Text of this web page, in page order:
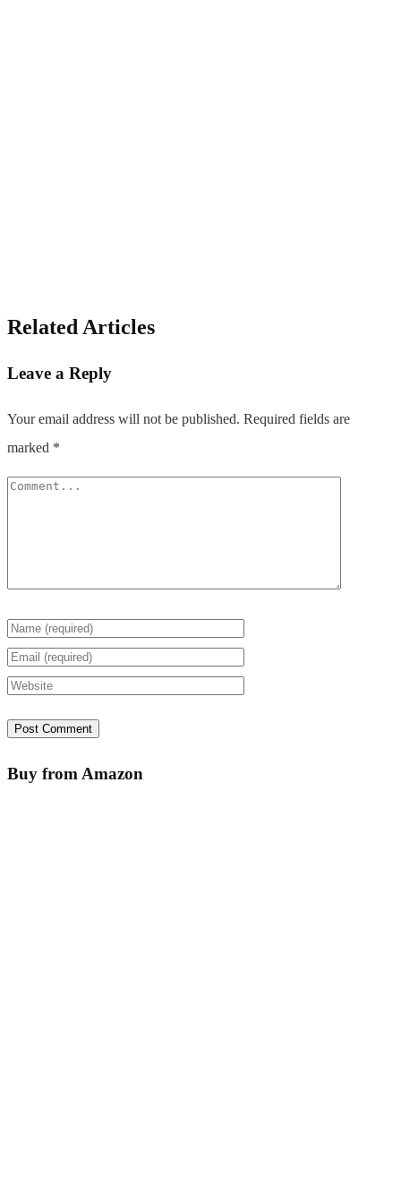
Related Articles
Leave a Reply
Your email address will not be published. Required fields are
marked *
Buy from Amazon